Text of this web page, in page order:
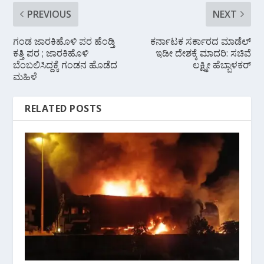
PREVIOUS
ಗಂಡ ಜಾರಕಿಹೊಳಿ ಪರ ಹೆಂಡ್ತಿ
ಕತ್ತಿ ಪರ ; ಜಾರಕಿಹೊಳಿ
ಬೆಂಬಲಿಸಿದ್ದಕ್ಕೆ ಗಂಡನ ಹೊಡೆದ
ಮಹಿಳೆ
NEXT
ಕರ್ನಾಟಕ ಸರ್ಕಾರದ ಮಾಡೆಲ್‌
ಇಡೀ ದೇಶಕ್ಕೆ ಮಾದರಿ: ಸಚಿವೆ
ಲಕ್ಷ್ಮೀ ಹೆಬ್ಬಾಳಕರ್
RELATED POSTS